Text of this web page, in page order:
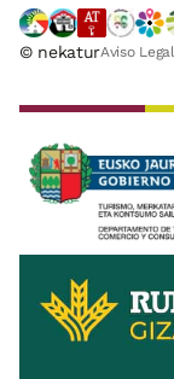
© nekaturAviso Legal